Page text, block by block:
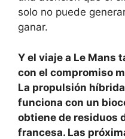
solo no puede
ganar.
Y el viaje a Le Mans
con el compromiso
La propulsión
funciona con un
obtiene de residuos
francesa. Las